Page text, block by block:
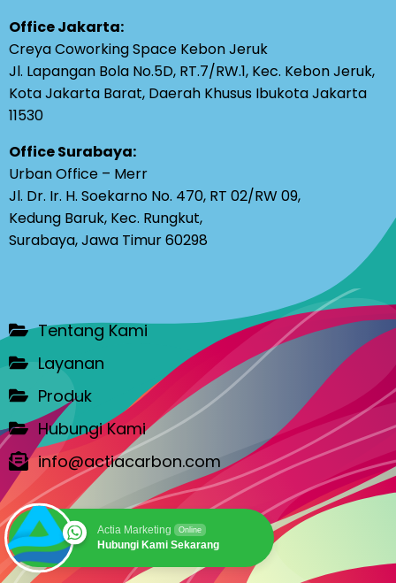
Office Jakarta:
Creya Coworking Space Kebon Jeruk
Jl. Lapangan Bola No.5D, RT.7/RW.1, Kec. Kebon Jeruk,
Kota Jakarta Barat, Daerah Khusus Ibukota Jakarta
11530
Office Surabaya:
Urban Office – Merr
Jl. Dr. Ir. H. Soekarno No. 470, RT 02/RW 09,
Kedung Baruk, Kec. Rungkut,
Surabaya, Jawa Timur 60298
Tentang Kami
Layanan
Produk
Hubungi Kami
info@actiacarbon.com
Actia Marketing Online
Hubungi Kami Sekarang